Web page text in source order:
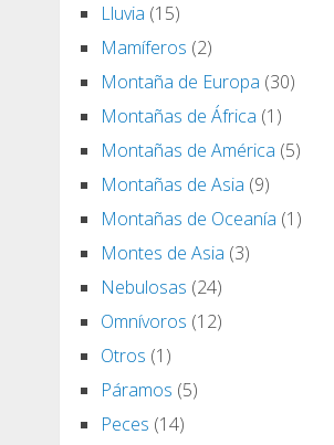
Lluvia (15)
Mamíferos (2)
Montaña de Europa (30)
Montañas de África (1)
Montañas de América (5)
Montañas de Asia (9)
Montañas de Oceanía (1)
Montes de Asia (3)
Nebulosas (24)
Omnívoros (12)
Otros (1)
Páramos (5)
Peces (14)